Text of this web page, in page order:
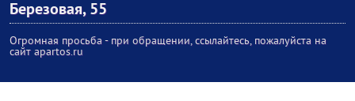
Березовая, 55
Огромная просьба - при обращении, ссылайтесь, пожалуйста на
сайт apartos.ru